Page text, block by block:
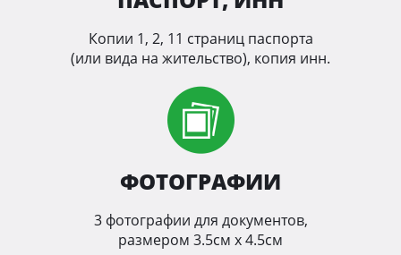
Копии 1, 2, 11 страниц паспорта
(или вида на жительство), копия инн.
ФОТОГРАФИИ
3 фотографии для документов,
размером 3.5см х 4.5см